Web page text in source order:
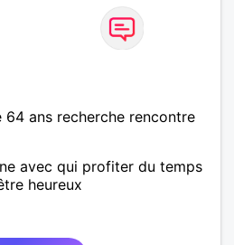
ans recherche rencontre
avec qui profiter du temps
heureux